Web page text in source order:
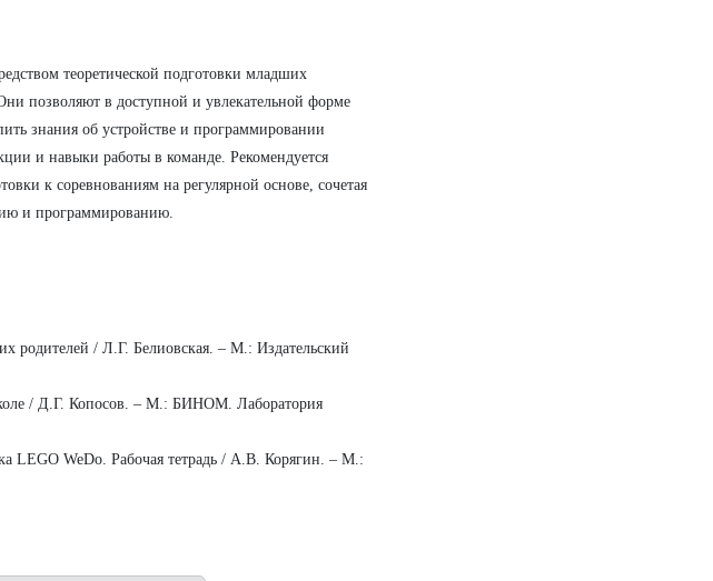
теоретической подготовки младших
позволяют в доступной и увлекательной форме
знания об устройстве и программировании
и навыки работы в команде. Рекомендуется
к соревнованиям на регулярной основе, сочетая
и программированию.
родителей / Л.Г. Белиовская. – М.: Издательский
/ Д.Г. Копосов. – М.: БИНОМ. Лаборатория
LEGO WeDo. Рабочая тетрадь / А.В. Корягин. – М.: